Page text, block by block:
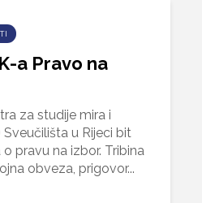
a Pravo na
za studije mira i
u Rijeci bit
pravu na izbor. Tribina
obveza, prigovor...